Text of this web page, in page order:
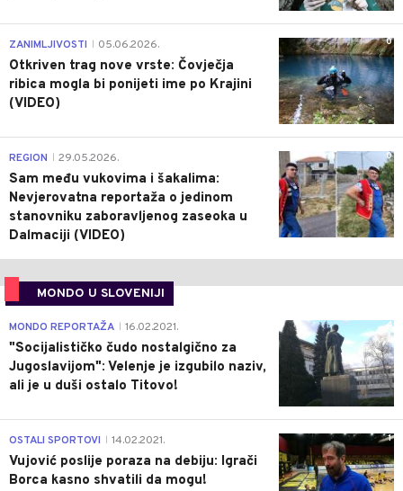
0
ZANIMLJIVOSTI 05.06.2026.
Otkriven trag nove vrste: Čovječja
ribica mogla bi ponijeti ime po Krajini
(VIDEO)
0
REGION 29.05.2026.
Sam među vukovima i šakalima:
Nevjerovatna reportaža o jedinom
stanovniku zaboravljenog zaseoka u
Dalmaciji (VIDEO)
MONDO U SLOVENIJI
4
MONDO REPORTAŽA 16.02.2021.
"Socijalističko čudo nostalgično za
Jugoslavijom": Velenje je izgubilo naziv,
ali je u duši ostalo Titovo!
1
OSTALI SPORTOVI 14.02.2021.
Vujović poslije poraza na debiju: Igrači
Borca kasno shvatili da mogu!